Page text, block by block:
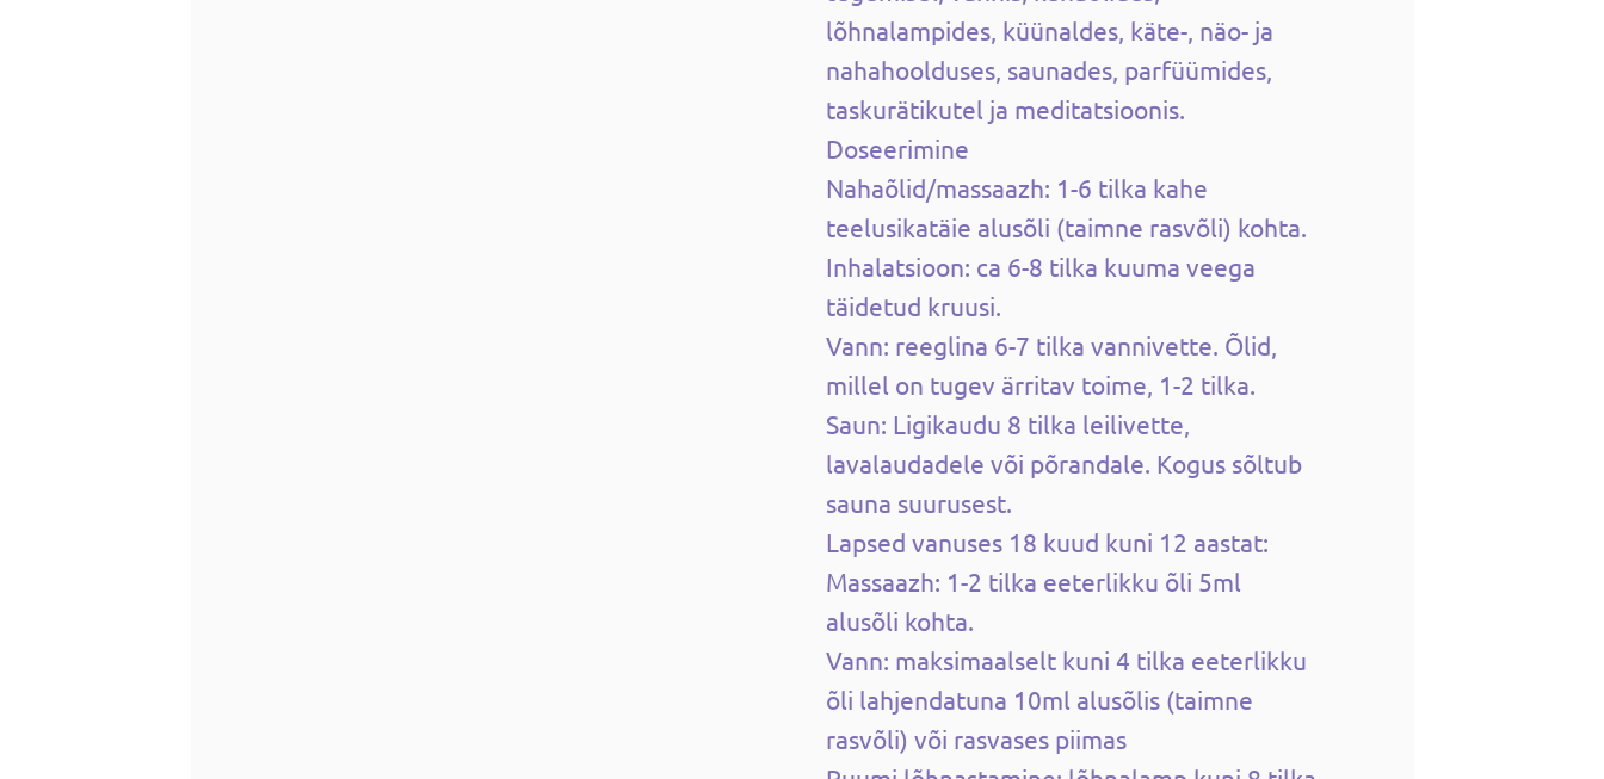
lõhnalampides, küünaldes, käte-, näo- ja
nahahoolduses, saunades, parfüümides,
taskurätikutel ja meditatsioonis.
Doseerimine
Nahaõlid/massaazh: 1-6 tilka kahe
teelusikatäie alusõli (taimne rasvõli) kohta.
Inhalatsioon: ca 6-8 tilka kuuma veega
täidetud kruusi.
Vann: reeglina 6-7 tilka vannivette. Õlid,
millel on tugev ärritav toime, 1-2 tilka.
Saun: Ligikaudu 8 tilka leilivette,
lavalaudadele või põrandale. Kogus sõltub
sauna suurusest.
Lapsed vanuses 18 kuud kuni 12 aastat:
Massaazh: 1-2 tilka eeterlikku õli 5ml
alusõli kohta.
Vann: maksimaalselt kuni 4 tilka eeterlikku
õli lahjendatuna 10ml alusõlis (taimne
rasvõli) või rasvases piimas